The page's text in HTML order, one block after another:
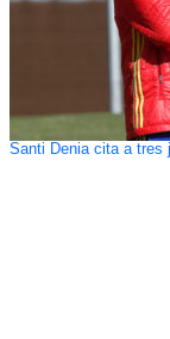
Santi Denia cita a tres